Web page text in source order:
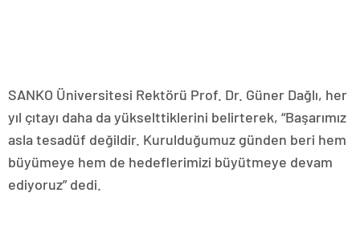
SANKO Üniversitesi Rektörü Prof. Dr. Güner Dağlı, her
yıl çıtayı daha da yükselttiklerini belirterek, “Başarımız
asla tesadüf değildir. Kurulduğumuz günden beri hem
büyümeye hem de hedeflerimizi büyütmeye devam
ediyoruz” dedi.